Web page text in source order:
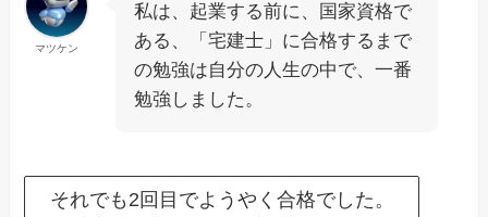
マツケン
私は、起業する前に、国家資格で
ある、「宅建士」に合格するまで
の勉強は自分の人生の中で、一番
勉強しました。
それでも2回目でようやく合格でした。